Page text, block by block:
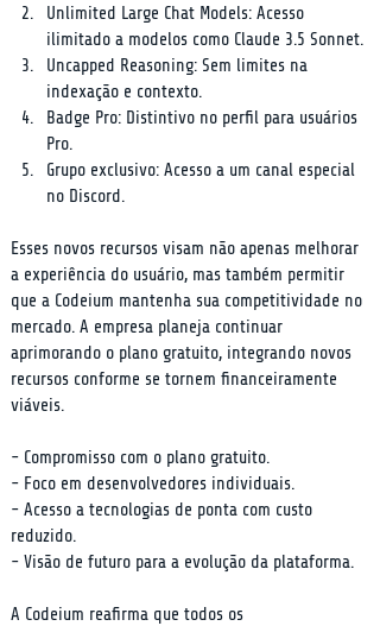
Unlimited Large Chat Models: Acesso
ilimitado a modelos como Claude 3.5 Sonnet.
Uncapped Reasoning: Sem limites na
indexação e contexto.
Badge Pro: Distintivo no perfil para usuários
Pro.
Grupo exclusivo: Acesso a um canal especial
no Discord.
Esses novos recursos visam não apenas melhorar
a experiência do usuário, mas também permitir
que a Codeium mantenha sua competitividade no
mercado. A empresa planeja continuar
aprimorando o plano gratuito, integrando novos
recursos conforme se tornem financeiramente
viáveis.
- Compromisso com o plano gratuito.
- Foco em desenvolvedores individuais.
- Acesso a tecnologias de ponta com custo
reduzido.
- Visão de futuro para a evolução da plataforma.
A Codeium reafirma que todos os